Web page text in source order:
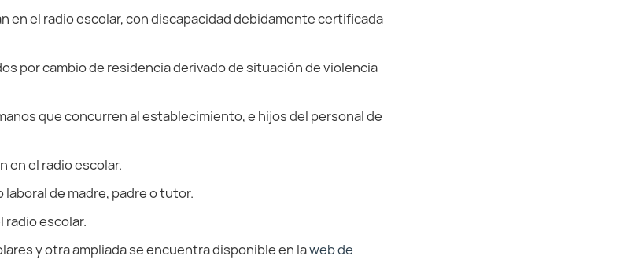
en el radio escolar, con discapacidad debidamente certificada
por cambio de residencia derivado de situación de violencia
que concurren al establecimiento, e hijos del personal de
en el radio escolar.
de madre, padre o tutor.
radio escolar.
y otra ampliada se encuentra disponible en laweb de